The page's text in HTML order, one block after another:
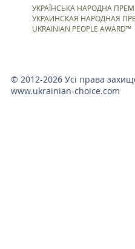
УКРАЇНСЬКА НАРОДНА
УКРАИНСКАЯ НАРОДНАЯ
UKRAINIAN PEOPLE AWARD™
© 2012-2026 Усі права
www.ukrainian-choice.com